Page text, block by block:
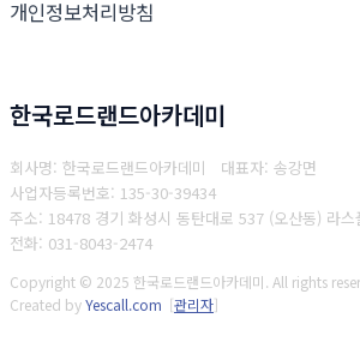
개인정보처리방침
한국로드랜드아카데미
회사명: 한국로드랜드아카데미 대표자: 송강면
사업자등록번호: 135-30-39434
주소: 18478 경기 화성시 동탄대로 537 (오산동) 라
전화: 031-8043-2474
Copyright © 2025 한국로드랜드아카데미. All rights
Created byYescall.com [관리자]